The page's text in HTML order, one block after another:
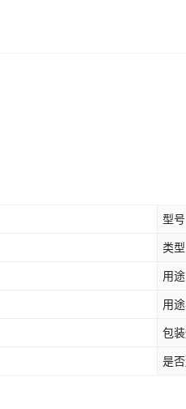
型号
类型
用途
用
包
是